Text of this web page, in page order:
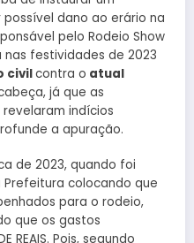
dano ao erário na
pelo Rodeio Show
festividades de 2023
civilcontra o atual
já que as
indícios
a apuração.
de 2023, quando foi
colocando que
para o rodeio,
que os gastos
REAIS. Pois, segundo